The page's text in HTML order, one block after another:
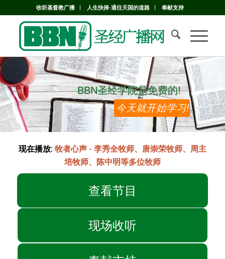
收听基督教广播 人生抉择-通往天国的道路 奉献支持
BBN圣经学院是免费的!
BBN圣经学院是免费的!
今天就开始学习!
现在播放: 牧者心声 - 李秀全牧师、唐崇荣牧师、周主
培牧师、陈中明等多位牧师
查看节目
现场收听